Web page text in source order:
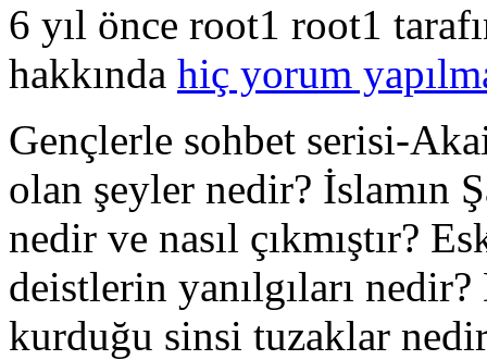
6 yıl önce root1 root1
hakkında hiç yorum
Gençlerle sohbet serisi-
olan şeyler nedir? İslamın
nedir ve nasıl çıkmıştır?
deistlerin yanılgıları
kurduğu sinsi tuzaklar